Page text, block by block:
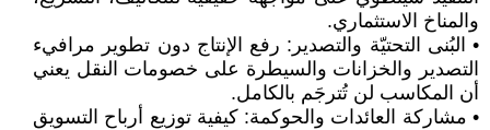
والمناخ الاستثماري.
• البُنى التحتيّة والتصدير: رفع الإنتاج دون تطوير مرافيء
التصدير والخزانات والسيطرة على خصومات النقل يعني
أن المكاسب لن تُترجَم بالكامل.
• مشاركة العائدات والحوكمة: كيفية توزيع أرباح التسويق